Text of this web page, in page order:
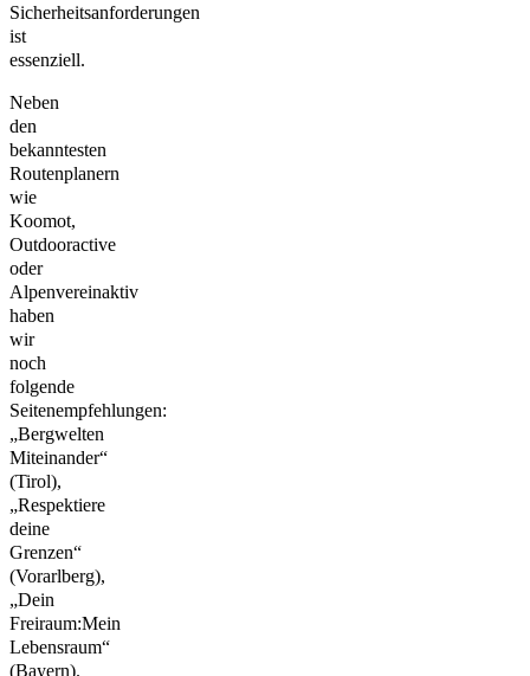
Sicherheitsanforderungen
ist
essenziell.
Neben
den
bekanntesten
Routenplanern
wie
Koomot,
Outdooractive
oder
Alpenvereinaktiv
haben
wir
noch
folgende
Seitenempfehlungen:
„Bergwelten
Miteinander“
(Tirol),
„Respektiere
deine
Grenzen“
(Vorarlberg),
„Dein
Freiraum:Mein
Lebensraum“
(Bayern).